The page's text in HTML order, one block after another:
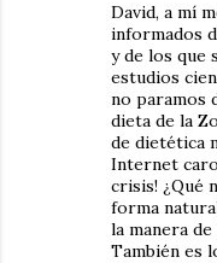
David, a mí
informados
y de los que
estudios
no paramos
dieta de la
de dietética
Internet
crisis! ¿Qué
forma
la manera
También es